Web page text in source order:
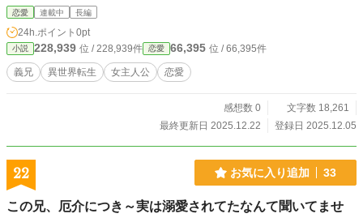
な義母や義姉への恐怖と母を亡くした痛みを胸に日々を過ごしていたエラにある
日父が再婚の知らせを告げた。 エラは新しい継母と2人の意地悪な義姉ができる
のかと恐々としていたところ父が教えてくれた新しい家族は継母と2人の美しい
義兄？？？ シンデレラに生まれ変わったと思ったけどどうやら違う世界線の様
です！優しいけどちょっぴり厳しい継母と少し意地悪な長男と優しい次男と一緒
で幸せです！
恋愛 連載中 長編
24h.ポイント 0pt
小説 228,939 位 / 228,939件 恋愛 66,395 位 / 66,395件
義兄 異世界転生 女主人公 恋愛
感想数 0
文字数 18,261
最終更新日 2025.12.22
登録日 2025.12.05
22 お気に入り追加 33
この兄、厄介につき～実は溺愛されてたなんて聞いてませ